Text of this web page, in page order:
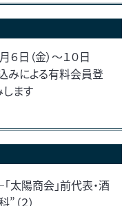
日（金）～１０日
込みによる有料会員登
ます
太陽商会」前代表・酒
（２）